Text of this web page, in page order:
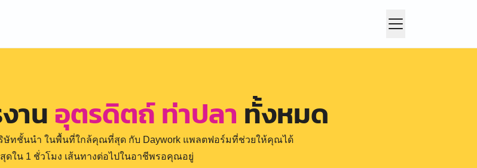
านอุตรดิตถ์ ท่าปลา ทั้งหมด
ษัทชั้นนำ ในพื้นที่ใกล้คุณที่สุด กับ Daywork แพลตฟอร์มที่ช่วยให้คุณได้
สุดใน 1 ชั่วโมง เส้นทางต่อไปในอาชีพรอคุณอยู่